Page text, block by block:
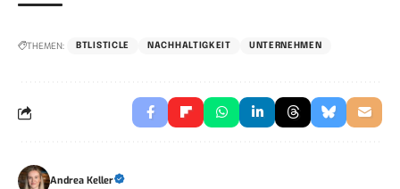
THEMEN: BTLISTICLE NACHHALTIGKEIT UNTERNEHMEN
Andrea Keller